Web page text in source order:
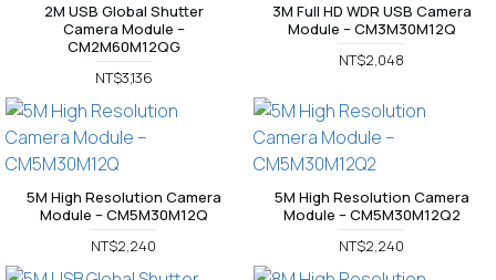
2M USB Global Shutter
Camera Module –
CM2M60M12QG
NT$3,136
3M Full HD WDR USB Camera
Module – CM3M30M12Q
NT$2,048
5M High Resolution Camera
Module – CM5M30M12Q
NT$2,240
5M High Resolution Camera
Module – CM5M30M12Q2
NT$2,240